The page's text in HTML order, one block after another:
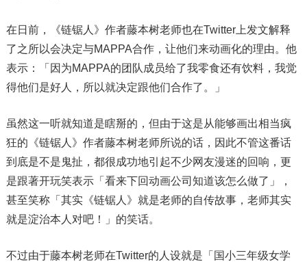
在日前，《链锯人》作者藤本树老师也在Twitter上发文解释
了之所以会决定与MAPPA合作，让他们来动画化的理由。他
表示：「因为MAPPA的团队成员给了我零食还有饮料，我觉
得他们是好人，所以就决定跟他们合作了。」
虽然这一听就知道是瞎掰的，但由于这是从能够画出相当疯
狂的《链锯人》作者藤本树老师所说的话，因此不管这番话
到底是不是鬼扯，都很成功地引起不少网友漫迷的回响，更
是跟著开玩笑表示「看来下回动画公司知道该怎么做了」，
甚至笑称「其实《链锯人》就是老师的自传故事，老师其实
就是淀治本人对吧！」的笑话。
不过由于藤本树老师在Twitter的人设就是「国小三年级女学